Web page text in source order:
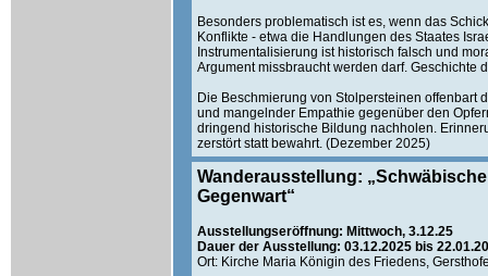
Besonders problematisch ist es, wenn das
Konflikte - etwa die Handlungen des Staates
Instrumentalisierung ist historisch falsch und
Argument missbraucht werden darf. Geschichte
Die Beschmierung von Stolpersteinen offenbart
und mangelnder Empathie gegenüber den
dringend historische Bildung nachholen.
zerstört statt bewahrt. (Dezember 2025)
Wanderausstellung:
Gegenwart“
Ausstellungseröffnung: Mittwoch, 3.12.25
Dauer der Ausstellung: 03.12.2025 bis
Ort: Kirche Maria Königin des Friedens,